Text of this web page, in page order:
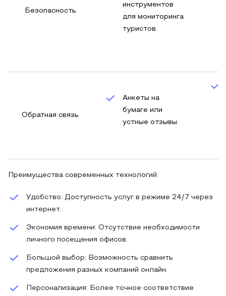
Безопасность
инструментов
для мониторинга
туристов.
Обратная связь
Анкеты на
бумаге или
устные отзывы.
Преимущества современных технологий:
Удобство: Доступность услуг в режиме 24/7 через
интернет.
Экономия времени: Отсутствие необходимости
личного посещения офисов.
Большой выбор: Возможность сравнить
предложения разных компаний онлайн.
Персонализация: Более точное соответствие